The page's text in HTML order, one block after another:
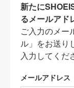
新たに
るメールアド
ご入力のメー
ル」をお送り
入力してくだ
メールアドレス